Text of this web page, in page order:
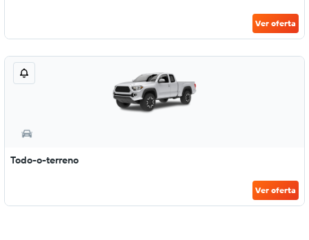
Ver oferta
Todo-o-terreno
Ver oferta